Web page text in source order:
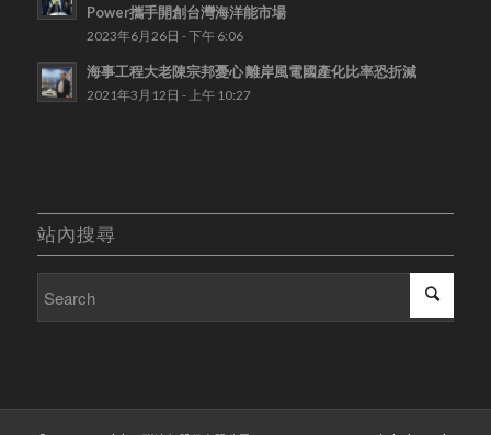
Power攜手開創台灣海洋能市場
2023年6月26日 - 下午 6:06
海事工程大老陳宗邦憂心 離岸風電國產化比率恐折減
2021年3月12日 - 上午 10:27
站內搜尋